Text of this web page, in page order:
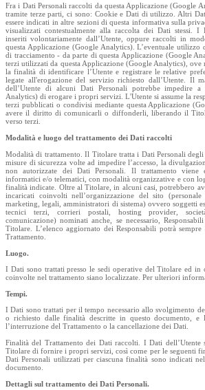
Fra i Dati Personali raccolti da questa Applicazione (Google
tramite terze parti, ci sono: Cookie e Dati di utilizzo. Altri
essere indicati in altre sezioni di questa informativa sulla
visualizzati contestualmente alla raccolta dei Dati stessi. I
inseriti volontariamente dall’Utente, oppure raccolti in
questa Applicazione (Google Analytics). L’eventuale
di tracciamento - da parte di questa Applicazione (Google
terzi utilizzati da questa Applicazione (Google Analytics), ove
la finalità di identificare l’Utente e registrare le relative
legate all'erogazione del servizio richiesto dall’Utente. Il
dell’Utente di alcuni Dati Personali potrebbe impedire a
Analytics) di erogare i propri servizi. L'Utente si assume la
terzi pubblicati o condivisi mediante questa Applicazione
avere il diritto di comunicarli o diffonderli, liberando il
verso terzi.
Modalità e luogo del trattamento dei Dati raccolti
Modalità di trattamento. Il Titolare tratta i Dati Personali
misure di sicurezza volte ad impedire l’accesso, la
non autorizzate dei Dati Personali. Il trattamento viene
informatici e/o telematici, con modalità organizzative e con
finalità indicate. Oltre al Titolare, in alcuni casi, potrebbero
incaricati coinvolti nell’organizzazione del sito (personale
marketing, legali, amministratori di sistema) ovvero soggetti
tecnici terzi, corrieri postali, hosting provider,
comunicazione) nominati anche, se necessario,
Titolare. L’elenco aggiornato dei Responsabili potrà
Trattamento.
Luogo.
I Dati sono trattati presso le sedi operative del Titolare ed
coinvolte nel trattamento siano localizzate. Per ulteriori
Tempi.
I Dati sono trattati per il tempo necessario allo svolgimento
o richiesto dalle finalità descritte in questo documento, e
l’interruzione del Trattamento o la cancellazione dei Dati.
Finalità del Trattamento dei Dati raccolti. I Dati dell’Utente
Titolare di fornire i propri servizi, così come per le seguenti
Dati Personali utilizzati per ciascuna finalità sono indicati
documento.
Dettagli sul trattamento dei Dati Personali.